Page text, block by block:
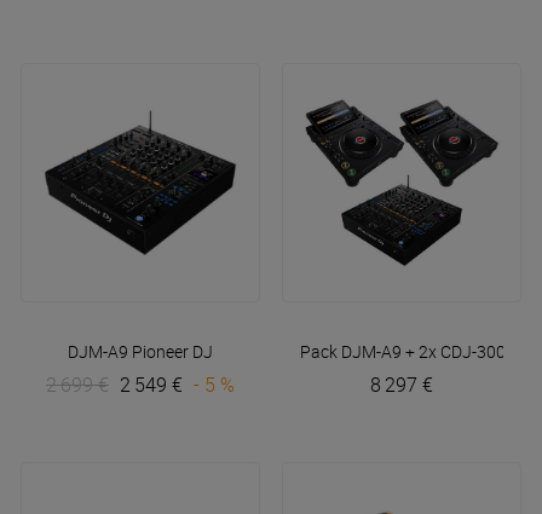
DJM-A9 Pioneer DJ
2 699 € 2 549 € - 5 %
Pack DJM-A9 + 2x CDJ-3000X
8 297 €